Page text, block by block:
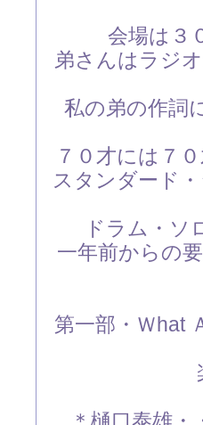
会場は３
弟さんはラジ
私の弟の作詞
７０才には７
スタンダード
ドラム・ソ
一年前からの
第一部・Ｗhat